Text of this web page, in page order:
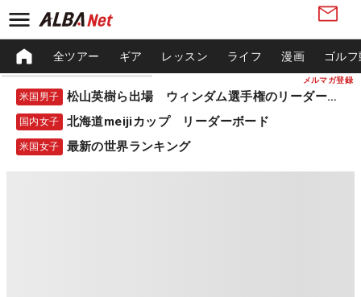
メルマガ登録
全ツアー ギア レッスン ライフ 漫画 ゴル
米国男子 松山英樹ら出場 ウィンダム選手権のリーダーボード
国内女子 北海道meijiカップ リーダーボード
米国女子 最新の世界ランキング